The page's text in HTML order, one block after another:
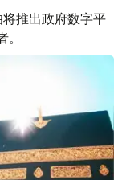
推出政府数字平